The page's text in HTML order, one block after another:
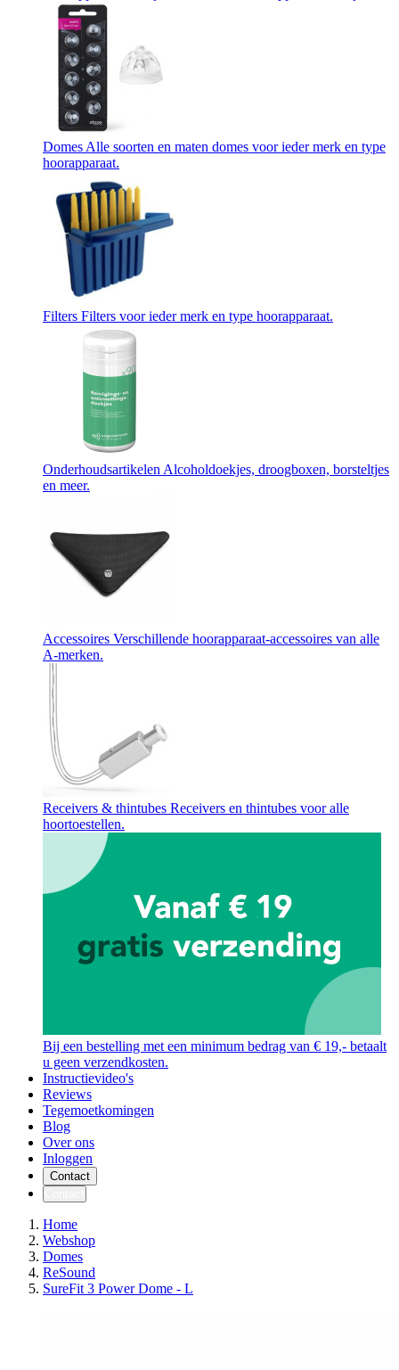
Domes Alle soorten en maten domes voor ieder merk en type
hoorapparaat.
Filters Filters voor ieder merk en type hoorapparaat.
Onderhoudsartikelen Alcoholdoekjes, droogboxen, borsteltjes
en meer.
Accessoires Verschillende hoorapparaat-accessoires van alle
A-merken.
Receivers & thintubes Receivers en thintubes voor alle
hoortoestellen.
Bij een bestelling met een minimum bedrag van € 19,- betaalt
u geen verzendkosten.
Instructievideo's
Reviews
Tegemoetkomingen
Blog
Over ons
Inloggen
Contact
Home
Webshop
Domes
ReSound
SureFit 3 Power Dome - L